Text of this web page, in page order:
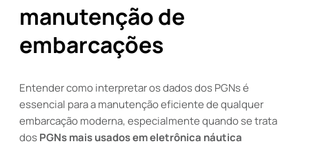
manutenção de
embarcações
Entender como interpretar os dados dos PGNs é
essencial para a manutenção eficiente de qualquer
embarcação moderna, especialmente quando se trata
dosPGNs mais usados em eletrônica náutica